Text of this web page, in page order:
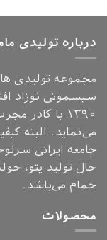
درباره تولیدی
مجموعه تولیدی
سیسمونی نوزاد
۱۳۹۰ با کادر
می‌نماید. البته
جامعه ایرانی
حال تولید پتو،
حمام می‌باشد.
محصولات